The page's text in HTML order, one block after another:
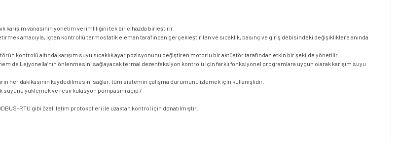
karışım vanasının yönetim verimliliğini tek bir cihazda birleştirir.
amacıyla, içten kontrollü termostatik eleman tarafından gerçekleştirilen ve sıcaklık, basınç ve giriş debisindeki değişikliklere anında
kontrolü altında karışım suyu sıcaklık ayar pozisyonunu değiştiren motorlu bir aktüatör tarafından etkin bir şekilde yönetilir.
de Lejyonella’nın önlenmesini sağlayacak termal dezenfeksiyon kontrolü için farklı fonksiyonel programlara uygun olarak karışım suyu
her dakikasının kaydedilmesini sağlar, tüm sistemin çalışma durumunu izlemek için kullanışlıdır.
suyunu yüklemek ve resirkülasyon pompasını açıp /
RTU gibi özel iletim protokolleri ile uzaktan kontrol için donatılmıştır.